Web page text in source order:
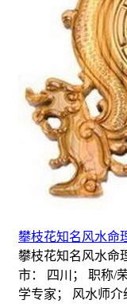
攀枝花知名风水命
攀枝花知名风水命
市： 四川； 职称/
学专家； 风水师